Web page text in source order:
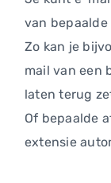
van
Zo kan je
mail van een
laten terug
Of bepaalde
extensie